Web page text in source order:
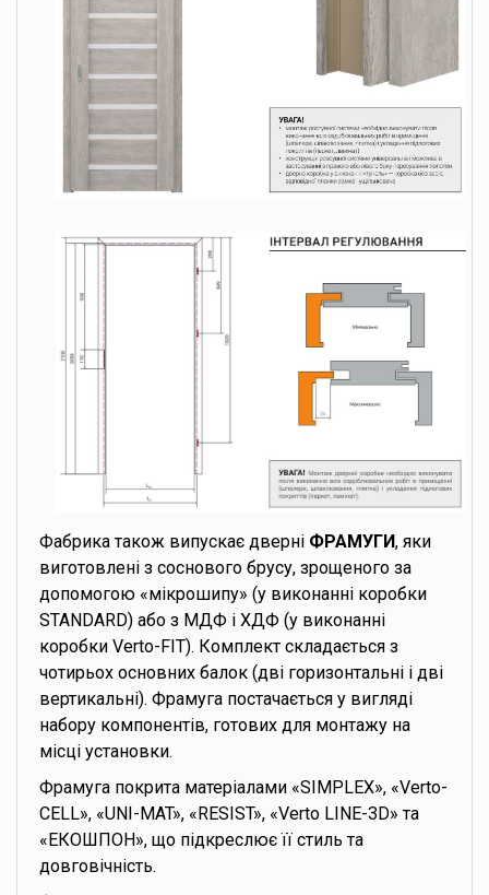
Фабрика також випускає дверні ФРАМУГИ, яки
виготовлені з соснового брусу, зрощеного за
допомогою «мікрошипу» (у виконанні коробки
STANDARD) або з МДФ і ХДФ (у виконанні
коробки Verto-FIT). Комплект складається з
чотирьох основних балок (дві горизонтальні і дві
вертикальні). Фрамуга постачається у вигляді
набору компонентів, готових для монтажу на
місці установки.
Фрамуга покрита матеріалами «SIMPLEX», «Verto-
CELL», «UNI-MAT», «RESIST», «Verto LINE-3D» та
«ЕКОШПОН», що підкреслює її стиль та
довговічність.